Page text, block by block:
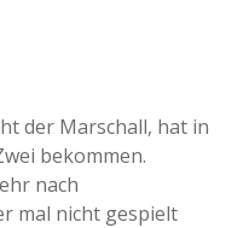
der Marschall, hat in
bekommen.
nach
mal nicht gespielt